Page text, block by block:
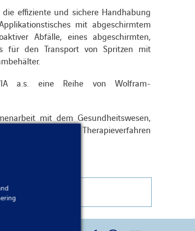
effiziente und sichere Handhabung
mit abgeschirmtem
Abfälle, eines abgeschirmten,
für den Transport von Spritzen mit
a.s. eine Reihe von Wolfram-
mit dem Gesundheitswesen,
Diagnose- und Therapieverfahren